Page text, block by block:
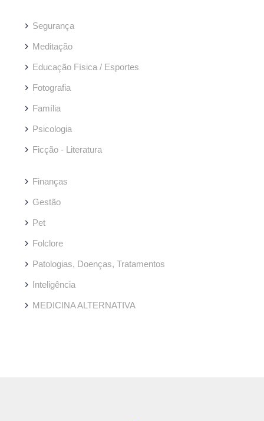
Segurança
Meditação
Educação Física / Esportes
Fotografia
Família
Psicologia
Ficção - Literatura
Finanças
Gestão
Pet
Folclore
Patologias, Doenças, Tratamentos
Inteligência
MEDICINA ALTERNATIVA